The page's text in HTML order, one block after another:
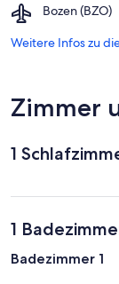
Meran
Bozen (BZO)
Airport,
(BZO)
Weitere Infos zu
Zimmer
1
1
Badezimmer 1